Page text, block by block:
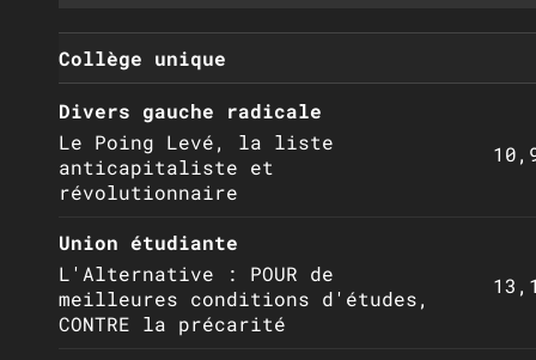
Collège unique
Divers gauche radicale
Le Poing Levé, la liste
anticapitaliste et
révolutionnaire
Union étudiante
L'Alternative : POUR de
meilleures conditions d'études,
CONTRE la précarité